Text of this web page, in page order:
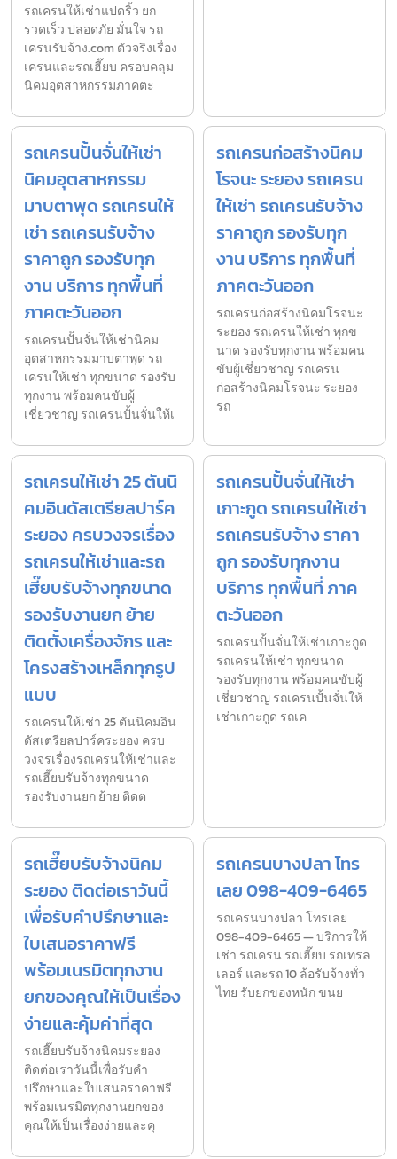
รถเครนให้เช่าแปดริ้ว ยก
รวดเร็ว ปลอดภัย มั่นใจ รถ
เครนรับจ้าง.com ตัวจริงเรื่อง
เครนและรถเฮี๊ยบ ครอบคลุม
นิคมอุตสาหกรรมภาคตะ
รถเครนปั้นจั่นให้เช่า
นิคมอุตสาหกรรม
มาบตาพุด รถเครนให้
เช่า รถเครนรับจ้าง
ราคาถูก รองรับทุก
งาน บริการ ทุกพื้นที่
ภาคตะวันออก
รถเครนปั้นจั่นให้เช่านิคม
อุตสาหกรรมมาบตาพุด รถ
เครนให้เช่า ทุกขนาด รองรับ
ทุกงาน พร้อมคนขับผู้
เชี่ยวชาญ รถเครนปั้นจั่นให้เ
รถเครนก่อสร้างนิคม
โรจนะ ระยอง รถเครน
ให้เช่า รถเครนรับจ้าง
ราคาถูก รองรับทุก
งาน บริการ ทุกพื้นที่
ภาคตะวันออก
รถเครนก่อสร้างนิคมโรจนะ
ระยอง รถเครนให้เช่า ทุกข
นาด รองรับทุกงาน พร้อมคน
ขับผู้เชี่ยวชาญ รถเครน
ก่อสร้างนิคมโรจนะ ระยอง
รถ
รถเครนให้เช่า 25 ตันนิ
คมอินดัสเตรียลปาร์ค
ระยอง ครบวงจรเรื่อง
รถเครนให้เช่าและรถ
เฮี๊ยบรับจ้างทุกขนาด
รองรับงานยก ย้าย
ติดตั้งเครื่องจักร และ
โครงสร้างเหล็กทุกรูป
แบบ
รถเครนให้เช่า 25 ตันนิคมอิน
ดัสเตรียลปาร์คระยอง ครบ
วงจรเรื่องรถเครนให้เช่าและ
รถเฮี๊ยบรับจ้างทุกขนาด
รองรับงานยก ย้าย ติดต
รถเครนปั้นจั่นให้เช่า
เกาะกูด รถเครนให้เช่า
รถเครนรับจ้าง ราคา
ถูก รองรับทุกงาน
บริการ ทุกพื้นที่ ภาค
ตะวันออก
รถเครนปั้นจั่นให้เช่าเกาะกูด
รถเครนให้เช่า ทุกขนาด
รองรับทุกงาน พร้อมคนขับผู้
เชี่ยวชาญ รถเครนปั้นจั่นให้
เช่าเกาะกูด รถเค
รถเฮี๊ยบรับจ้างนิคม
ระยอง ติดต่อเราวันนี้
เพื่อรับคำปรึกษาและ
ใบเสนอราคาฟรี
พร้อมเนรมิตทุกงาน
ยกของคุณให้เป็นเรื่อง
ง่ายและคุ้มค่าที่สุด
รถเฮี๊ยบรับจ้างนิคมระยอง
ติดต่อเราวันนี้เพื่อรับคำ
ปรึกษาและใบเสนอราคาฟรี
พร้อมเนรมิตทุกงานยกของ
คุณให้เป็นเรื่องง่ายและคุ
รถเครนบางปลา โทร
เลย 098-409-6465
รถเครนบางปลา โทรเลย
098-409-6465 — บริการให้
เช่า รถเครน รถเฮี๊ยบ รถเทรล
เลอร์ และรถ 10 ล้อรับจ้างทั่ว
ไทย รับยกของหนัก ขนย